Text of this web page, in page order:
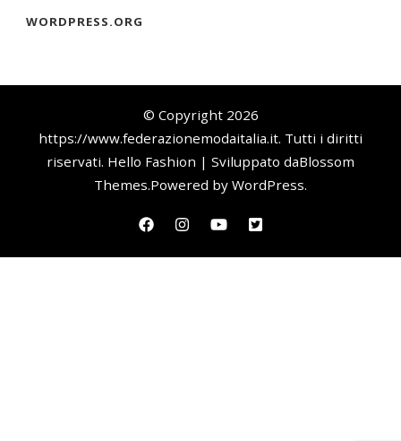
WORDPRESS.ORG
© Copyright 2026
https://www.federazionemodaitalia.it. Tutti i diritti
riservati. Hello Fashion | Sviluppato daBlossom
Themes.Powered by WordPress.